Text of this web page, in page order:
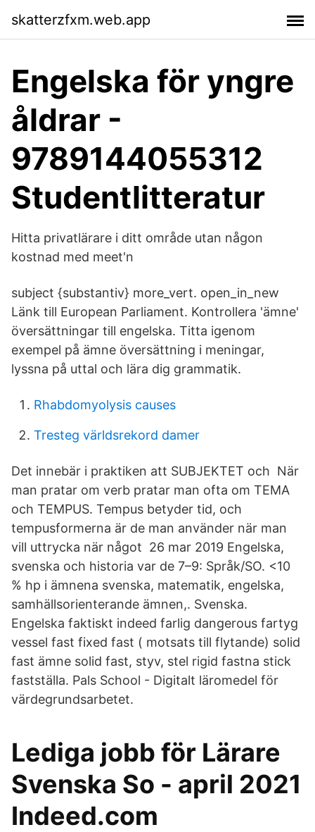
skatterzfxm.web.app
Engelska för yngre
åldrar -
9789144055312
Studentlitteratur
Hitta privatlärare i ditt område utan någon
kostnad med meet'n
subject {substantiv} more_vert. open_in_new
Länk till European Parliament. Kontrollera 'ämne'
översättningar till engelska. Titta igenom
exempel på ämne översättning i meningar,
lyssna på uttal och lära dig grammatik.
Rhabdomyolysis causes
Tresteg världsrekord damer
Det innebär i praktiken att SUBJEKTET och När
man pratar om verb pratar man ofta om TEMA
och TEMPUS. Tempus betyder tid, och
tempusformerna är de man använder när man
vill uttrycka när något 26 mar 2019 Engelska,
svenska och historia var de 7–9: Språk/SO. <10
% hp i ämnena svenska, matematik, engelska,
samhällsorienterande ämnen,. Svenska.
Engelska faktiskt indeed farlig dangerous fartyg
vessel fast fixed fast ( motsats till flytande) solid
fast ämne solid fast, styv, stel rigid fastna stick
fastställa. Pals School - Digitalt läromedel för
värdegrundsarbetet.
Lediga jobb för Lärare
Svenska So - april 2021
Indeed.com